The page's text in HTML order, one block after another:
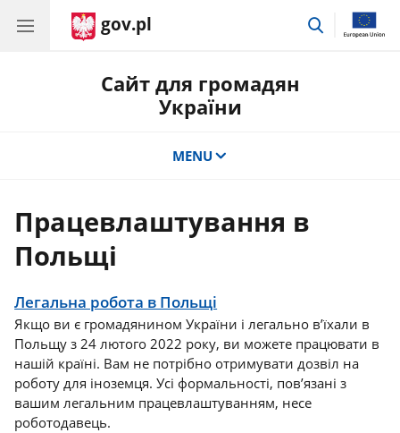
gov.pl
Перейти
Сайт для громадян
України
MENU
Працевлаштування в
Польщі
Легальна робота в Польщі
Якщо ви є громадянином України і легально в’їхали в
Польщу з 24 лютого 2022 року, ви можете працювати в
нашій країні. Вам не потрібно отримувати дозвіл на
роботу для іноземця. Усі формальності, пов’язані з
вашим легальним працевлаштуванням, несе
роботодавець.